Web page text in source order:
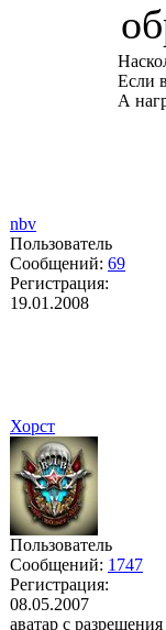
Если
А
nbv
Пользователь
Сообщений: 69
Регистрация:
19.01.2008
Хорст
Пользователь
Сообщений: 1747
Регистрация:
08.05.2007
аватар с разрешения